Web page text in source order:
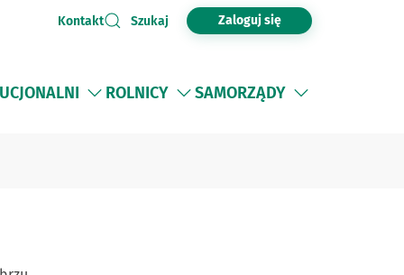
Kontakt Szukaj Zaloguj się
ROLNICY SAMORZĄDY